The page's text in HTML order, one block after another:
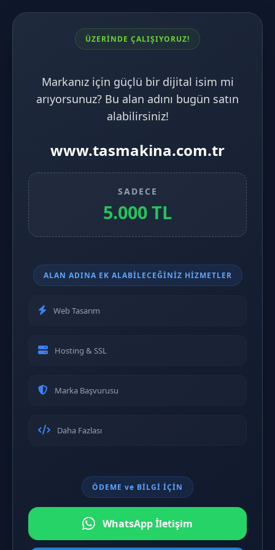
ÜZERİNDE ÇALIŞIYORUZ!
Markanız için güçlü bir dijital isim mi
arıyorsunuz? Bu alan adını bugün satın
alabilirsiniz!
www.tasmakina.com.tr
SADECE
5.000 TL
ALAN ADINA EK ALABİLECEĞİNİZ HİZMETLER
Web Tasarım
Hosting & SSL
Marka Başvurusu
Daha Fazlası
ÖDEME ve BİLGİ İÇİN
WhatsApp İletişim